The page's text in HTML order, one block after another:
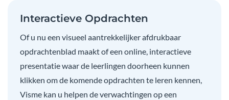
Interactieve Opdrachten
Of u nu een visueel aantrekkelijker afdrukbaar
opdrachtenblad maakt of een online, interactieve
presentatie waar de leerlingen doorheen kunnen
klikken om de komende opdrachten te leren kennen,
Visme kan u helpen de verwachtingen op een